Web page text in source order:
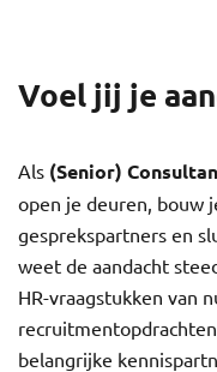
Voel jij je
Als (Senior)
open je deuren, bouw
gesprekspartners en
weet de aandacht
HR-vraagstukken van
belangrijke